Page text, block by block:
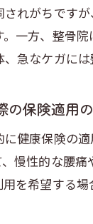
れがちです
一方、整骨
急なケガに
の保険適用
健康保険の
慢性的な腰
を希望する